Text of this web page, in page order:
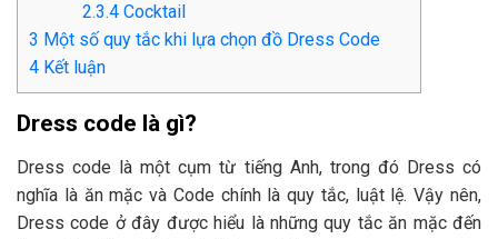
2.3.4 Cocktail
3 Một số quy tắc khi lựa chọn đồ Dress Code
4 Kết luận
Dress code là gì?
Dress code là một cụm từ tiếng Anh, trong đó Dress có
nghĩa là ăn mặc và Code chính là quy tắc, luật lệ. Vậy nên,
Dress code ở đây được hiểu là những quy tắc ăn mặc đến